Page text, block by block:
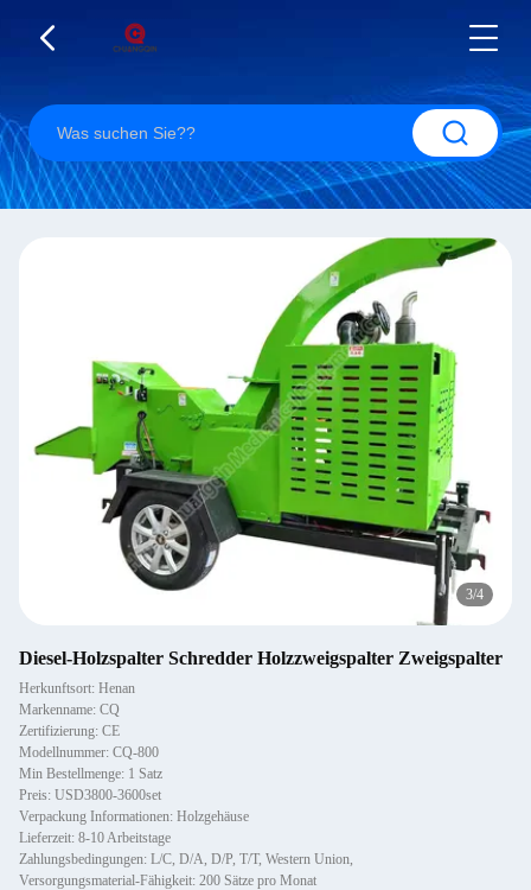
4/4
Diesel-Holzspalter Schredder Holzzweigspalter Zweigspalter
Herkunftsort: Henan
Markenname: CQ
Zertifizierung: CE
Modellnummer: CQ-800
Min Bestellmenge: 1 Satz
Preis: USD3800-3600set
Verpackung Informationen: Holzgehäuse
Lieferzeit: 8-10 Arbeitstage
Zahlungsbedingungen: L/C, D/A, D/P, T/T, Western Union,
Versorgungsmaterial-Fähigkeit: 200 Sätze pro Monat